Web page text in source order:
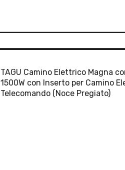
TAGU Camino Elettrico Magna
1500W con Inserto per Camino
Telecomando (Noce Pregiato)